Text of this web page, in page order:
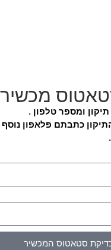
מכשיר
ומספר טלפון .
כתבתם פלאפון נוסף
סטאטוס המכשיר